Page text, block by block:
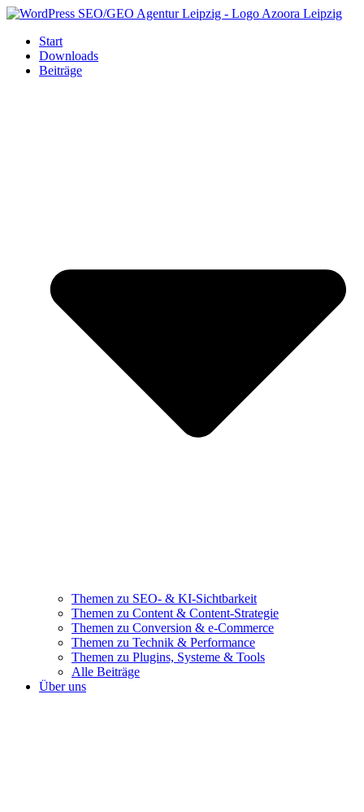
Zum
springenStart
Downloads
Beiträge
Themen zu SEO- & KI-Sichtbarkeit
Themen zu Content & Content-Strategie
Themen zu Conversion & e-Commerce
Themen zu Technik & Performance
Themen zu Plugins, Systeme & Tools
Alle Beiträge
Über uns